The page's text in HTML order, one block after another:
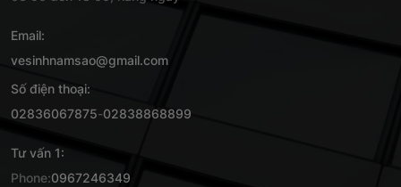
Email:
vesinhnamsao@gmail.com
Số điện thoại:
02836067875-02838868899
Tư vấn 1:
Phone:0967246349